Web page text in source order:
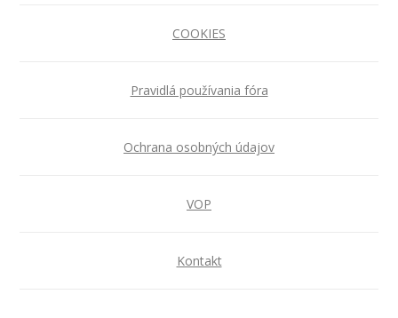
COOKIES
Pravidlá používania fóra
Ochrana osobných údajov
VOP
Kontakt